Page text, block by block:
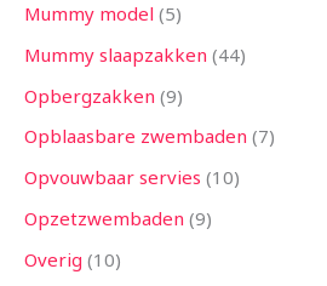
Mummy model 5
Mummy slaapzakken 44
Opbergzakken 9
Opblaasbare zwembaden 7
Opvouwbaar servies 10
Opzetzwembaden 9
Overig 10